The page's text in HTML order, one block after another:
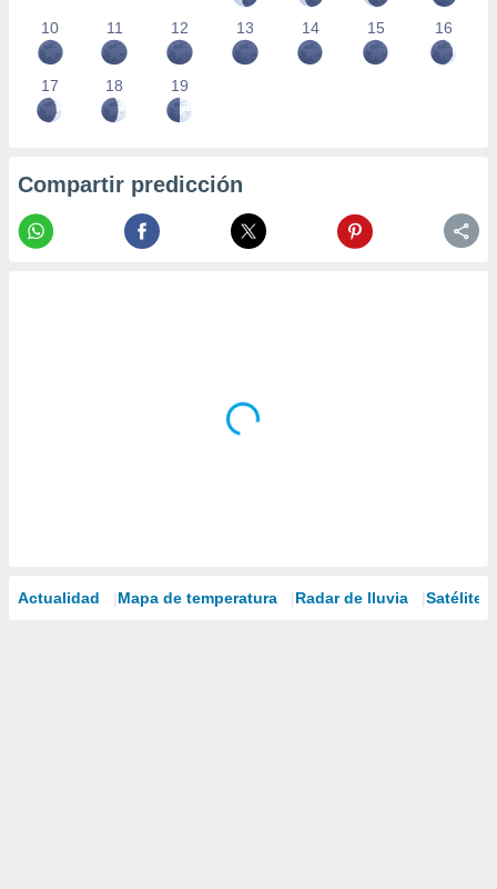
10 11 12 13 14 15 16
17 18 19
Compartir predicción
Actualidad Mapa de temperatura Radar de lluvia Satélites